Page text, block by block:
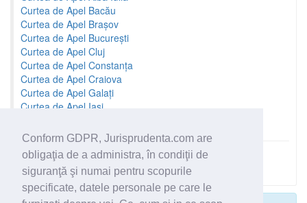
Conform GDPR, Jurisprudenta.com are
obligaţia de a administra, în condiţii de
siguranţă şi numai pentru scopurile
specificate, datele personale pe care le
Curtea de Apel Bacău
Curtea de Apel Brașov
Curtea de Apel București
Curtea de Apel Cluj
Curtea de Apel Constanța
Curtea de Apel Craiova
Curtea de Apel Galați
Curtea de Apel Iași
Toate instantele